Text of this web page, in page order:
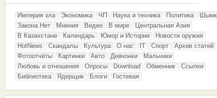
Империя зла Экономика ЧП Наука и техника Политика
Закона.Нет
Мнения Видео В мире
Центральная Азия
В Казахстане
Календарь Юмор и Истории
Новости оружия
HotNews
Скандалы Культура О нас IT Спорт
Архив статей
Фотоотчёты
Картинки Авто Девчонки
Мальчики
Любовь и отношения
Опросы Download Обменник
Ссылки
Библиотека
Ядерщик Блоги Гостевая